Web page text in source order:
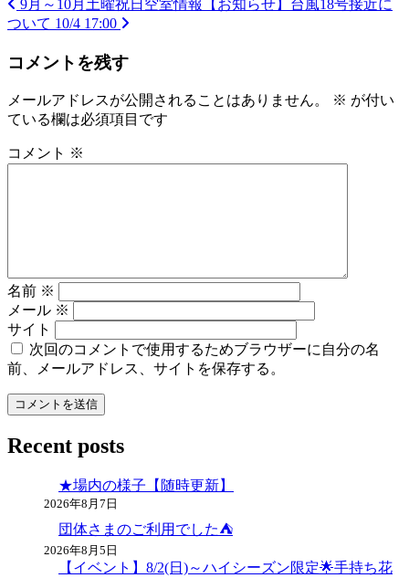
投
稿
ナ
ビ
ゲ
ー
9月～10月土曜祝日空室情報
【お知らせ】台風18号接近に
ついて 10/4 17:00
コメントを残す
メールアドレスが公開されることはありません。 ※ が付い
ている欄は必須項目です
コメント ※
名前 ※
メール ※
サイト
次回のコメントで使用するためブラウザーに自分の名
前、メールアドレス、サイトを保存する。
Recent posts
★場内の様子【随時更新】
2026年8月7日
団体さまのご利用でした⛺
2026年8月5日
【イベント】8/2(日)～ハイシーズン限定🌟手持ち花